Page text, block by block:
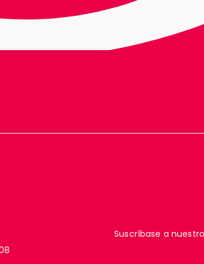
Suscríbase a